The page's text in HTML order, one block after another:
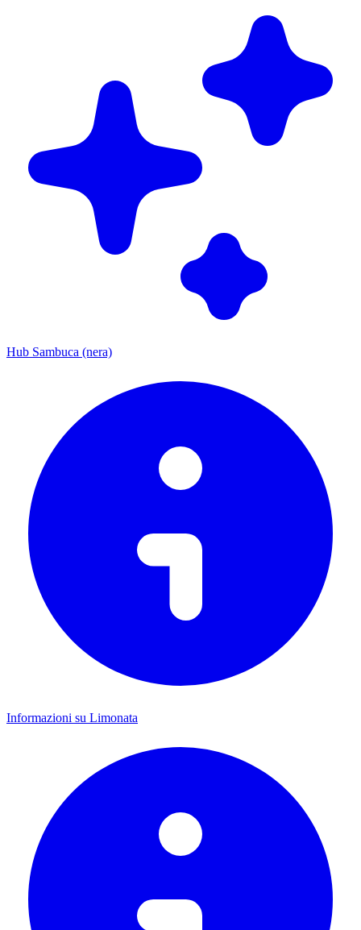
Hub Sambuca (nera)
Informazioni su Limonata